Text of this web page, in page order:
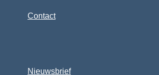
Contact
Nieuwsbrief